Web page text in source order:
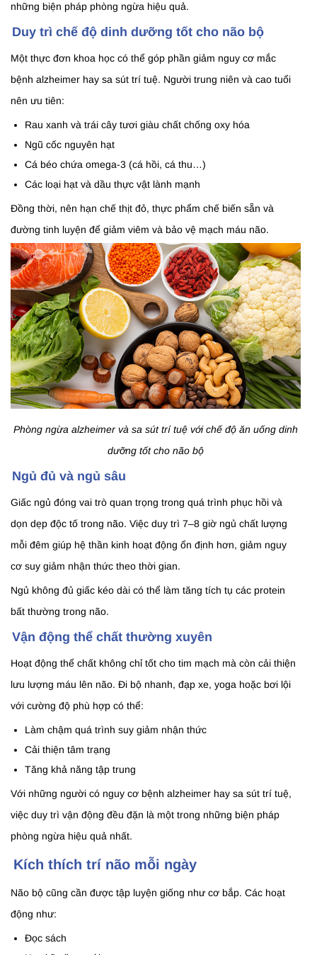
những biện pháp phòng ngừa hiệu quả.
Duy trì chế độ dinh dưỡng tốt cho não bộ
Một thực đơn khoa học có thể góp phần giảm nguy cơ mắc
bệnh alzheimer hay sa sút trí tuệ. Người trung niên và cao tuổi
nên ưu tiên:
Rau xanh và trái cây tươi giàu chất chống oxy hóa
Ngũ cốc nguyên hạt
Cá béo chứa omega-3 (cá hồi, cá thu…)
Các loại hạt và dầu thực vật lành mạnh
Đồng thời, nên hạn chế thịt đỏ, thực phẩm chế biến sẵn và
đường tinh luyện để giảm viêm và bảo vệ mạch máu não.
Phòng ngừa alzheimer và sa sút trí tuệ với chế độ ăn uống dinh
dưỡng tốt cho não bộ
Ngủ đủ và ngủ sâu
Giấc ngủ đóng vai trò quan trọng trong quá trình phục hồi và
dọn dẹp độc tố trong não. Việc duy trì 7–8 giờ ngủ chất lượng
mỗi đêm giúp hệ thần kinh hoạt động ổn định hơn, giảm nguy
cơ suy giảm nhận thức theo thời gian.
Ngủ không đủ giấc kéo dài có thể làm tăng tích tụ các protein
bất thường trong não.
Vận động thể chất thường xuyên
Hoạt động thể chất không chỉ tốt cho tim mạch mà còn cải thiện
lưu lượng máu lên não. Đi bộ nhanh, đạp xe, yoga hoặc bơi lội
với cường độ phù hợp có thể:
Làm chậm quá trình suy giảm nhận thức
Cải thiện tâm trạng
Tăng khả năng tập trung
Với những người có nguy cơ bệnh alzheimer hay sa sút trí tuệ,
việc duy trì vận động đều đặn là một trong những biện pháp
phòng ngừa hiệu quả nhất.
Kích thích trí não mỗi ngày
Não bộ cũng cần được tập luyện giống như cơ bắp. Các hoạt
động như:
Đọc sách